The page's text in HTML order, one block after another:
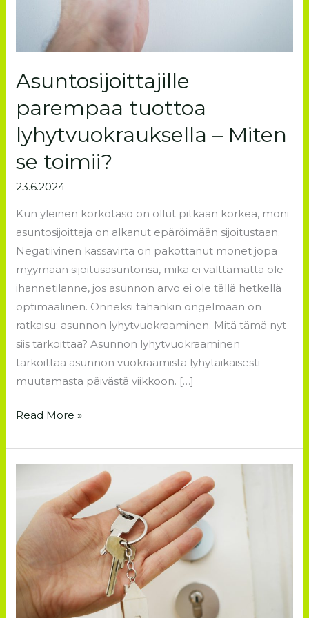
Asuntosijoittajille
parempaa tuottoa
lyhytvuokrauksella – Miten
se toimii?
23.6.2024
Kun yleinen korkotaso on ollut pitkään korkea, moni
asuntosijoittaja on alkanut epäröimään sijoitustaan.
Negatiivinen kassavirta on pakottanut monet jopa
myymään sijoitusasuntonsa, mikä ei välttämättä ole
ihannetilanne, jos asunnon arvo ei ole tällä hetkellä
optimaalinen. Onneksi tähänkin ongelmaan on
ratkaisu: asunnon lyhytvuokraaminen. Mitä tämä nyt
siis tarkoittaa? Asunnon lyhytvuokraaminen
tarkoittaa asunnon vuokraamista lyhytaikaisesti
muutamasta päivästä viikkoon. […]
Read More »
asunnon
ostamiseen
Mitä
tulee
ottaa
huomioon?